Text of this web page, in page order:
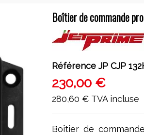
Boîtier de commande
Référence JP CJP
230,00 €
280,60 € TVA incluse
Boîtier de